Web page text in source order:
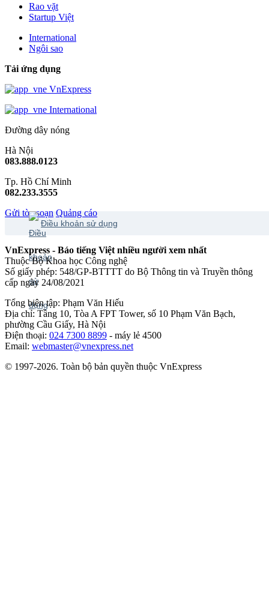
Rao vặt
Startup Việt
International
Ngôi sao
Tải ứng dụng
VnExpress
International
Đường dây nóng
Hà Nội
083.888.0123
Tp. Hồ Chí Minh
082.233.3555
Gửi tòa soạn Quảng cáo
Điều khoản sử dụng
VnExpress - Báo tiếng Việt nhiều người xem nhất
Thuộc Bộ Khoa học Công nghệ
Số giấy phép: 548/GP-BTTTT do Bộ Thông tin và Truyền thông
cấp ngày 24/08/2021
Tổng biên tập: Phạm Văn Hiếu
Địa chỉ: Tầng 10, Tòa A FPT Tower, số 10 Phạm Văn Bạch,
phường Cầu Giấy, Hà Nội
Điện thoại: 024 7300 8899 - máy lẻ 4500
Email: webmaster@vnexpress.net
© 1997-2026. Toàn bộ bản quyền thuộc VnExpress